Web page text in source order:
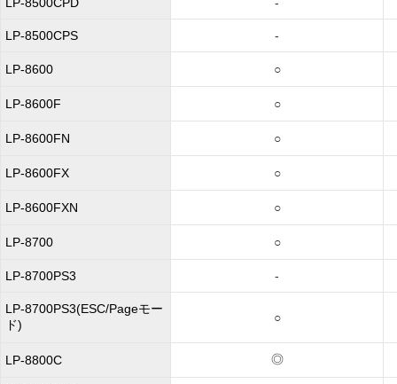
LP-8500CPS -
LP-8600 ○
LP-8600F ○
LP-8600FN ○
LP-8600FX ○
LP-8600FXN ○
LP-8700 ○
LP-8700PS3 -
LP-8700PS3(ESC/Pageモー
ド)
○
LP-8800C ◎